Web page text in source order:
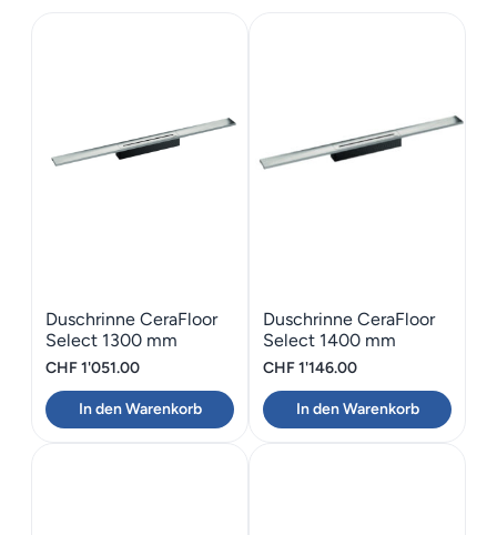
Duschrinne CeraFloor
Select 1300 mm
Edelstahl matt
CHF1'051.00
In den Warenkorb
Duschrinne CeraFloor
Select 1400 mm
Edelstahl matt
CHF1'146.00
In den Warenkorb